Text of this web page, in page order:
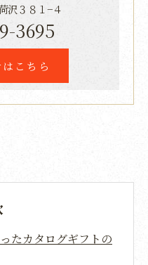
沢３８１−４
3695
こちら
たカタログギフトの